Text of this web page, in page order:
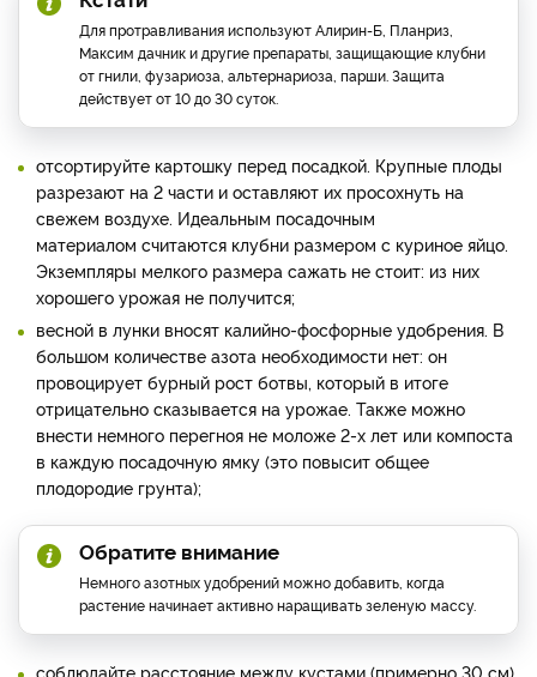
Для протравливания используют Алирин-Б, Планриз,
Максим дачник и другие препараты, защищающие клубни
от гнили, фузариоза, альтернариоза, парши. Защита
действует от 10 до 30 суток.
отсортируйте картошку перед посадкой. Крупные плоды
разрезают на 2 части и оставляют их просохнуть на
свежем воздухе. Идеальным посадочным
материалом считаются клубни размером с куриное яйцо.
Экземпляры мелкого размера сажать не стоит: из них
хорошего урожая не получится;
весной в лунки вносят калийно-фосфорные удобрения. В
большом количестве азота необходимости нет: он
провоцирует бурный рост ботвы, который в итоге
отрицательно сказывается на урожае. Также можно
внести немного перегноя не моложе 2-х лет или компоста
в каждую посадочную ямку (это повысит общее
плодородие грунта);
Обратите внимание
Немного азотных удобрений можно добавить, когда
растение начинает активно наращивать зеленую массу.
соблюдайте расстояние между кустами (примерно 30 см)